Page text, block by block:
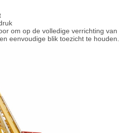
om op de volledige verrichting van
eenvoudige blik toezicht te houden.